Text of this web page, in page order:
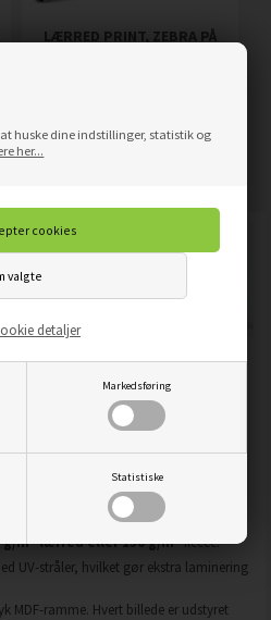
huske dine indstillinger, statistik og
her...
Markedsføring
Statistiske
detaljer
LÆRRED PRINT, ZEBRA PÅ
over for slid, ridser og snavs.
g/m lærred eller 130 g/m fleece.
UV-stråler, hvilket gør ekstra laminering
MDF-ramme. Hvert billede er udstyret